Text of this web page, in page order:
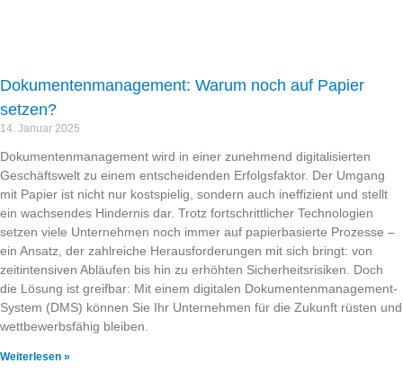
Dokumentenmanagement: Warum noch auf Papier
setzen?
14. Januar 2025
Dokumentenmanagement wird in einer zunehmend digitalisierten
Geschäftswelt zu einem entscheidenden Erfolgsfaktor. Der Umgang
mit Papier ist nicht nur kostspielig, sondern auch ineffizient und stellt
ein wachsendes Hindernis dar. Trotz fortschrittlicher Technologien
setzen viele Unternehmen noch immer auf papierbasierte Prozesse –
ein Ansatz, der zahlreiche Herausforderungen mit sich bringt: von
zeitintensiven Abläufen bis hin zu erhöhten Sicherheitsrisiken. Doch
die Lösung ist greifbar: Mit einem digitalen Dokumentenmanagement-
System (DMS) können Sie Ihr Unternehmen für die Zukunft rüsten und
wettbewerbsfähig bleiben.
Weiterlesen »